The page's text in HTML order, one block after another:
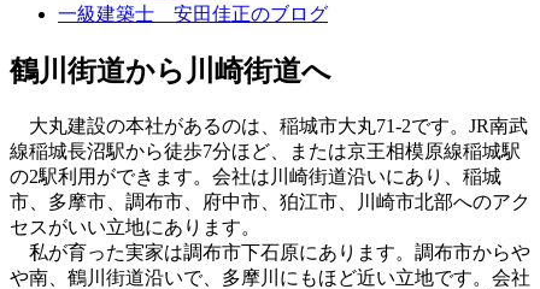
一級建築士 安田佳正のブログ
鶴川街道から川崎街道へ
大丸建設の本社があるのは、稲城市大丸71-2です。JR南武
線稲城長沼駅から徒歩7分ほど、または京王相模原線稲城駅
の2駅利用ができます。会社は川崎街道沿いにあり、稲城
市、多摩市、調布市、府中市、狛江市、川崎市北部へのアク
セスがいい立地にあります。
私が育った実家は調布市下石原にあります。調布市からや
や南、鶴川街道沿いで、多摩川にもほど近い立地です。会社